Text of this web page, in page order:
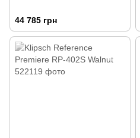
44 785 грн